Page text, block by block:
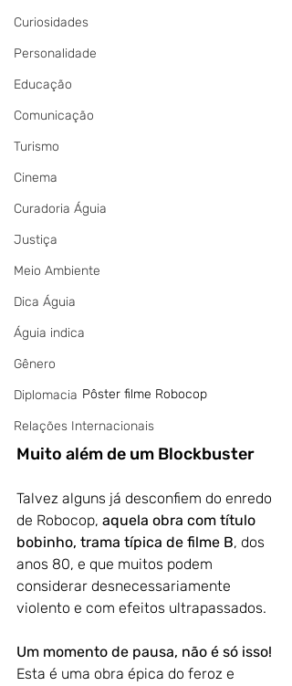
Curiosidades
Personalidade
Educação
Comunicação
Turismo
Cinema
Curadoria Águia
Justiça
Meio Ambiente
Dica Águia
Águia indica
Gênero
Diplomacia
Relações Internacionais
Pôster filme Robocop
Muito além de um Blockbuster
Talvez alguns já desconfiem do enredo
de Robocop, aquela obra com título
bobinho, trama típica de filme B, dos
anos 80, e que muitos podem
considerar desnecessariamente
violento e com efeitos ultrapassados.
Um momento de pausa, não é só isso!
Esta é uma obra épica do feroz e